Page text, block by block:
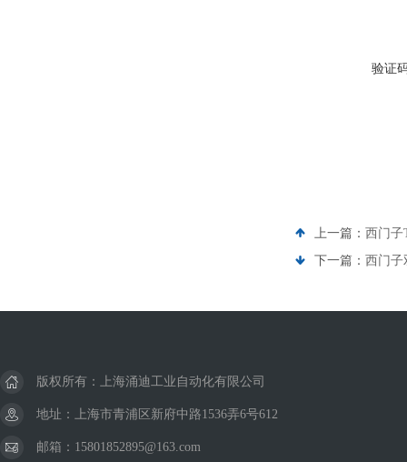
验证
上一篇： 西门子
下一篇： 西门子
版权所有：上海涌迪工业自动化有限公司
地址：上海市青浦区新府中路1536弄6号612
邮箱：15801852895@163.com